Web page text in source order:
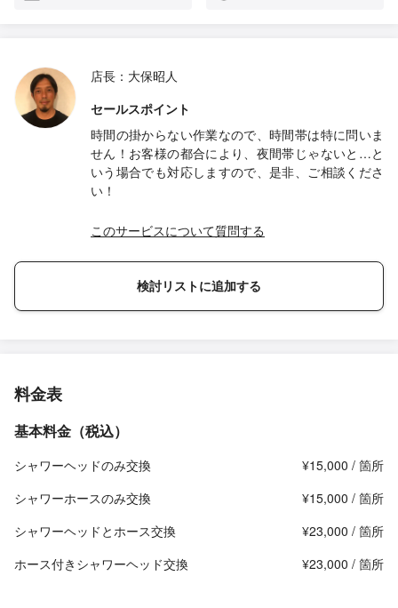
店長：大保昭人
セールスポイント
時間の掛からない作業なので、時間帯は特に問いま
せん！お客様の都合により、夜間帯じゃないと…と
いう場合でも対応しますので、是非、ご相談くださ
い！
このサービスについて質問する
検討リストに追加する
料金表
基本料金（税込）
シャワーヘッドのみ交換
¥15,000 / 箇所
シャワーホースのみ交換
¥15,000 / 箇所
シャワーヘッドとホース交換
¥23,000 / 箇所
ホース付きシャワーヘッド交換
¥23,000 / 箇所